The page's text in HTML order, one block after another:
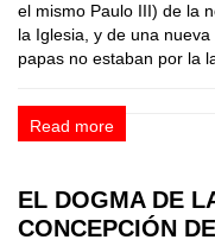
el mismo Paulo III) de la
la Iglesia, y de una
papas no estaban por la
Read more
EL DOGMA DE
CONCEPCIÓN